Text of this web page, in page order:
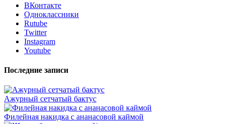
ВКонтакте
Одноклассники
Rutube
Twitter
Instagram
Youtube
Последние записи
Ажурный сетчатый бактус
Филейная накидка с ананасовой каймой